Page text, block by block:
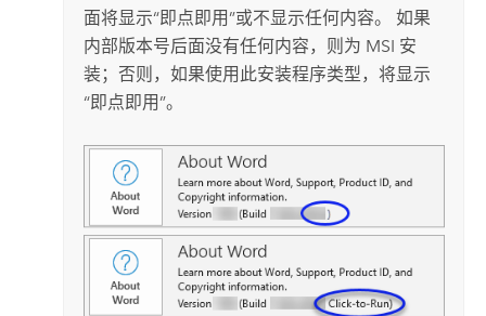
面将显示“即点即用”或不显示任何内容。 如果
内部版本号后面没有任何内容，则为 MSI 安
装；否则，如果使用此安装程序类型，将显示
“即点即用”。